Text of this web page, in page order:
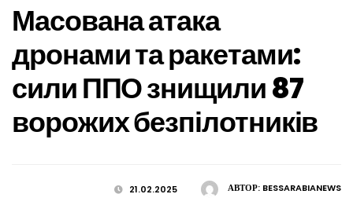
Масована атака
дронами та ракетами:
сили ППО знищили 87
ворожих безпілотників
АВТОР: BESSARABIANEWS
21.02.2025